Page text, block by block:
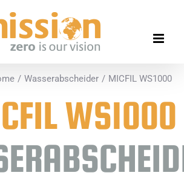
Wasserabscheider MICFIL WS1000
WS1000